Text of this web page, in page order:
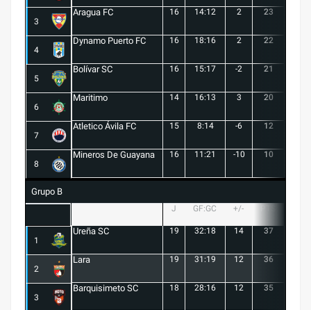
3
Aragua FC 16 14:12 2 23
4
Dynamo Puerto FC 16 18:16 2 22
5
Bolívar SC 16 15:17 -2 21
6
Maritimo 14 16:13 3 20
7
Atletico Ávila FC 15 8:14 -6 12
8
Mineros De Guayana 16 11:21 -10 10
Grupo B
J GF:GC +/-
1
Ureña SC 19 32:18 14 37
2
Lara 19 31:19 12 36
3
Barquisimeto SC 18 28:16 12 35